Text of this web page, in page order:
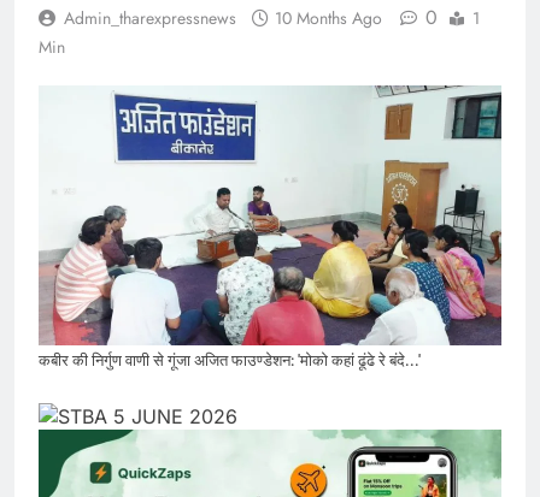
Admin_tharexpressnews 10 Months Ago 0
1
Min
कबीर की निर्गुण वाणी से गूंजा अजित फाउण्डेशन: 'मोको कहां ढूंढे रे बंदे...'